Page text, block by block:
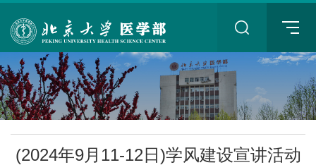
+
(2024年9月11-12日)学风建设宣讲活动